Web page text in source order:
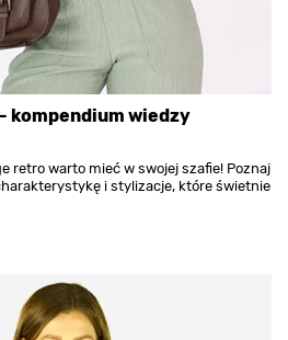
kompendium wiedzy
retro warto mieć w swojej szafie! Poznaj
i stylizacje, które świetnie